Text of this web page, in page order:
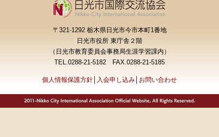
〒321-1292 栃木県日光市今市本町1番地
日光市役所 東庁舎２階
（日光市教育委員会事務局生涯学習課内）
TEL.0288-21-5182 FAX.0288-21-5185
個人情報保護方針 入会申し込み お問い合わせ